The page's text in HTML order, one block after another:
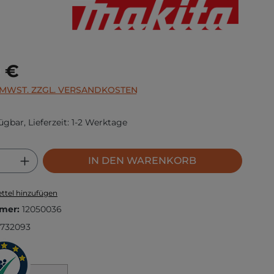
€
ZZGL. VERSANDKOSTEN
Lieferzeit: 1-2 Werktage
Gib den gewünschten Wert
IN DEN WARENKORB
hinzufügen
12050036